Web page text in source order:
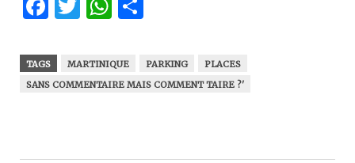
TAGS MARTINIQUE PARKING
PLACES
SANS COMMENTAIRE MAIS COMMENT TAIRE ?'